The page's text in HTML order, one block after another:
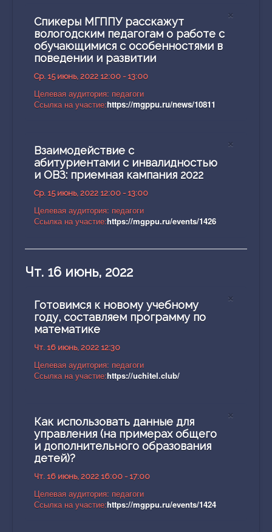
×
Спикеры МГППУ расскажут
вологодским педагогам о работе с
обучающимися с особенностями в
поведении и развитии
Ср. 15 июнь, 2022 12:00 - 13:00
Целевая аудитория: педагоги
Ссылка на участие:https://mgppu.ru/news/10811
×
Взаимодействие с
абитуриентами с инвалидностью
и ОВЗ: приемная кампания 2022
Ср. 15 июнь, 2022 12:00 - 13:00
Целевая аудитория: педагоги
Ссылка на участие:https://mgppu.ru/events/1426
Чт. 16 июнь, 2022
×
Готовимся к новому учебному
году, составляем программу по
математике
Чт. 16 июнь, 2022 12:30
Целевая аудитория: педагоги
Ссылка на участие:https://uchitel.club/
×
Как использовать данные для
управления (на примерах общего
и дополнительного образования
детей)?
Чт. 16 июнь, 2022 16:00 - 17:00
Целевая аудитория: педагоги
Ссылка на участие:https://mgppu.ru/events/1424